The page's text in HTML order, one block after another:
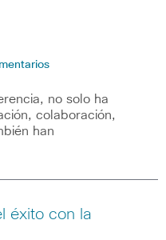
no solo ha
colaboración,
han
éxito con la